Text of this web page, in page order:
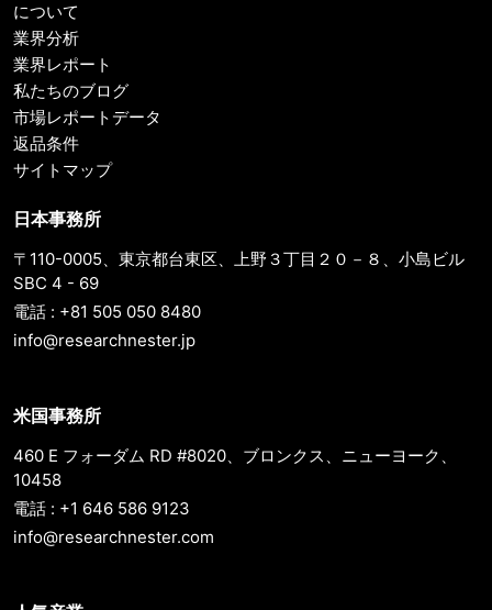
について
業界分析
業界レポート
私たちのブログ
市場レポートデータ
返品条件
サイトマップ
日本事務所
〒110-0005、東京都台東区、上野３丁目２０－８、小島ビル
SBC 4 - 69
電話 : +81 505 050 8480
info@researchnester.jp
米国事務所
460 E フォーダム RD #8020、ブロンクス、ニューヨーク、
10458
電話 : +1 646 586 9123
info@researchnester.com